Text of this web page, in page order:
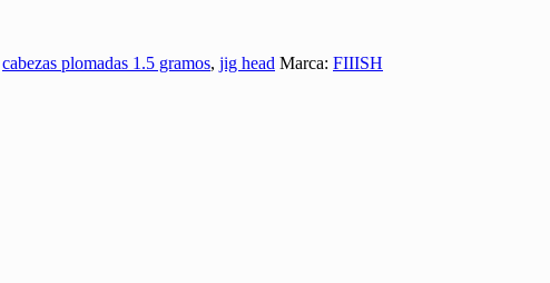
cabezas plomadas 1.5 gramos, jig head Marca: FIIISH